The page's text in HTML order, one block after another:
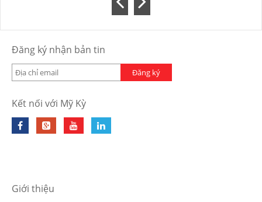
Đăng ký nhận bản tin
Đăng ký
Kết nối với Mỹ Kỳ
Giới thiệu